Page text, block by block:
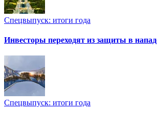
Спецвыпуск: итоги года
Инвесторы переходят из защиты в
Спецвыпуск: итоги года